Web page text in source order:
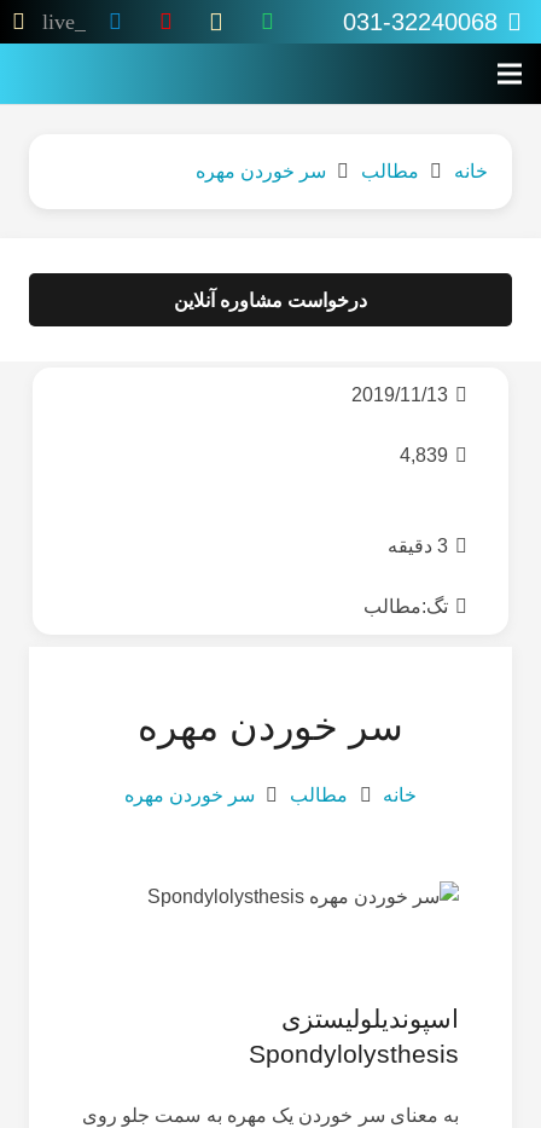
031-32240068
live_tv
خانه مطالب سر خوردن مهره
درخواست مشاوره آنلاین
2019/11/13
4,839
3 دقیقه
تگ:مطالب
سر خوردن مهره
خانه مطالب سر خوردن مهره
اسپوندیلولیستزی
Spondylolysthesis
به معنای سر خوردن یک مهره به سمت جلو روی